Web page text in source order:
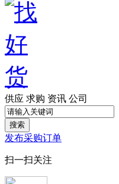
供应 求购 资讯 公司
搜索
发布采购订单
扫一扫关注